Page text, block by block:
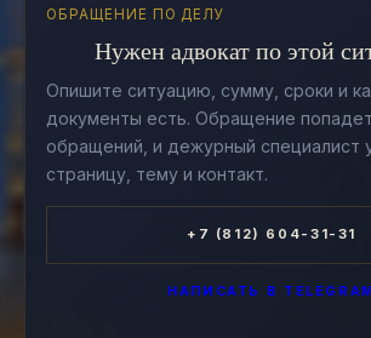
ОБРАЩЕНИЕ ПО ДЕЛУ
Нужен адвокат по этой
Опишите ситуацию, сумму, сроки и
документы есть. Обращение
обращений, и дежурный специалист
страницу, тему и контакт.
+7 (812) 604-31-31
НАПИСАТЬ В